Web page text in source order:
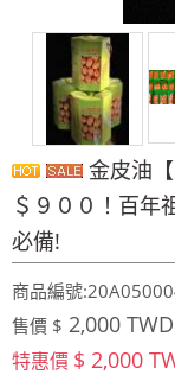
金皮油
＄９００！百年
必備!
商品編號
售價 $ 2,000
特惠價 $ 2,000